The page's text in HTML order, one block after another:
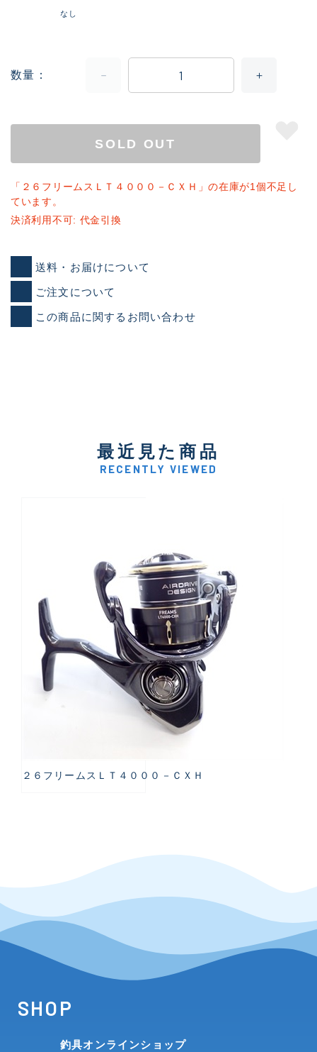
なし
数量
SOLD OUT
「２６フリームスＬＴ４０００－ＣＸＨ」の在庫が1個不足し
ています。
決済利用不可: 代金引換
送料・お届けについて
ご注文について
この商品に関するお問い合わせ
最近見た商品
RECENTLY VIEWED
２６フリームスＬＴ４０００－ＣＸＨ
SHOP
釣具オンラインショップ